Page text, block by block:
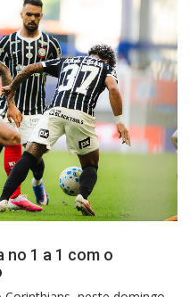
no 1 a 1 com o